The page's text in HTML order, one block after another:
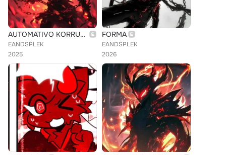
AUTOMATIVO KORRUPT 2
EANDSPLEK
2025
FORMA
EANDSPLEK
2026